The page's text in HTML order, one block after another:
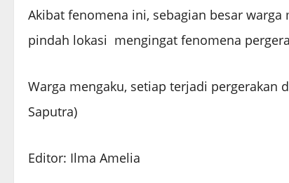
Akibat fenomena ini, sebagian besar
pindah lokasi mengingat fenomena
Warga mengaku, setiap terjadi pergerakan
Saputra)
Editor: Ilma Amelia